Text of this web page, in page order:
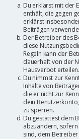
Du erklärst mit der
enthält, die gegen
erklärst
Beiträgen
Der Betreiber des
diese
Regeln kann der
dauerhaft von der
Hausverbot erteilen.
Du nimmst zur
Inhalte von
die er nicht zur
dein
zu sperren.
Du gestattest dem
abzuändern,
sind, dem